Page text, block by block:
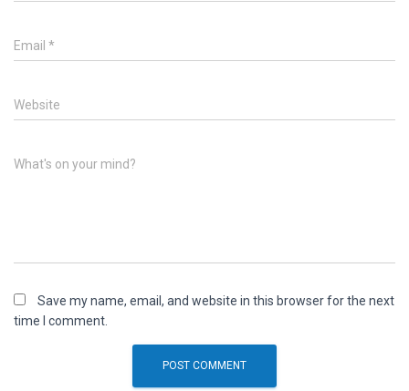
Email *
Website
What's on your mind?
Save my name, email, and website in this browser for the next
time I comment.